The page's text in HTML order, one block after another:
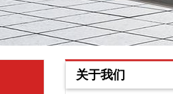
关于我们